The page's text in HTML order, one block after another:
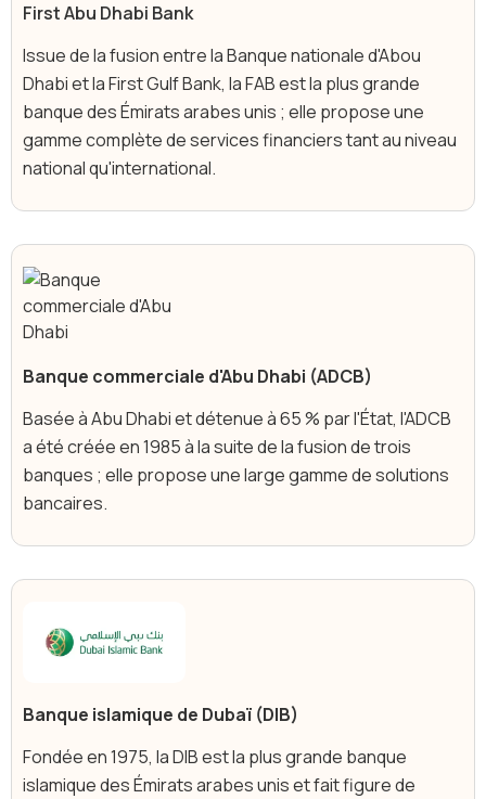
First Abu Dhabi Bank
Issue de la fusion entre la Banque nationale d'Abou
Dhabi et la First Gulf Bank, la FAB est la plus grande
banque des Émirats arabes unis ; elle propose une
gamme complète de services financiers tant au niveau
national qu'international.
‍Banque commerciale d'Abu Dhabi (ADCB)
Basée à Abu Dhabi et détenue à 65 % par l'État, l'ADCB
a été créée en 1985 à la suite de la fusion de trois
banques ; elle propose une large gamme de solutions
bancaires.
Banque islamique de Dubaï (DIB)
Fondée en 1975, la DIB est la plus grande banque
islamique des Émirats arabes unis et fait figure de